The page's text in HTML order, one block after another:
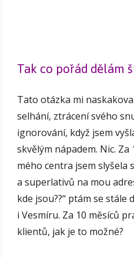
Tak co pořád dělám
Tato otázka mi
selhání, ztrácení svého
ignorování, když jsem
skvělým nápadem. Nic.
mého centra jsem slyšela
a superlativů na mou
kde jsou??“ ptám se stále
i Vesmíru. Za 10 měsíců
klientů, jak je to možné?